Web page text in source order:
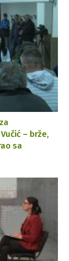
– brže,
sa